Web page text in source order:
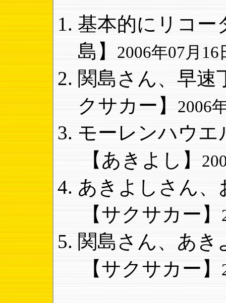
基本的にリコー
島】
2006年07月16
関島さん、早速
クサカー】
2006
モーレンハウエ
【あきよし】
あきよしさん、
【サクサカー】
関島さん、あ
【サクサカー】